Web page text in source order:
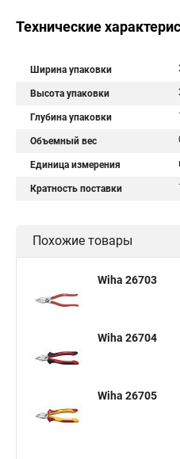
Технические
Ширина упаковки
Высота упаковки
Глубина упаковки
Объемный вес
Единица измерения
Кратность поставки 1
Похожие товары
Wiha 26703
Wiha 26704
Wiha 26705